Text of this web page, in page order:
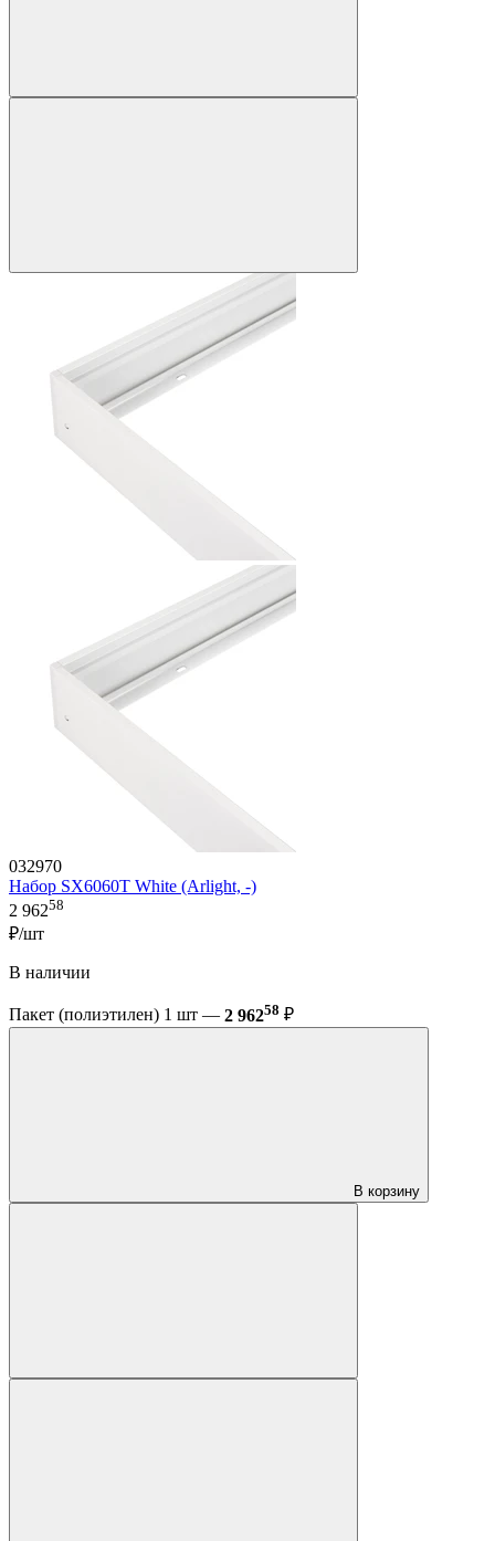
032970
Набор SX6060T White (Arlight, -)
2 96258
₽/шт
В наличии
Пакет (полиэтилен) 1 шт — 2 96258 ₽
В корзину